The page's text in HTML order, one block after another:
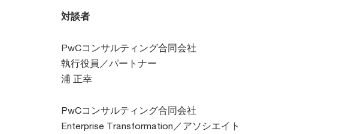
対談者
PwCコンサルティング合同会社
執行役員／パートナー
浦 正幸
PwCコンサルティング合同会社
Enterprise Transformation／アソシエイト